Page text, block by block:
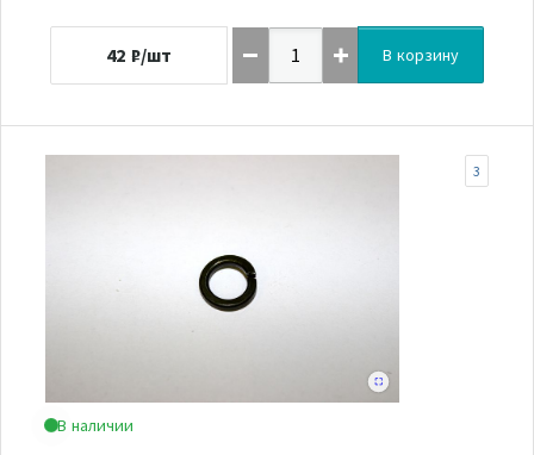
42 ₽/шт В корзину
В наличии
3